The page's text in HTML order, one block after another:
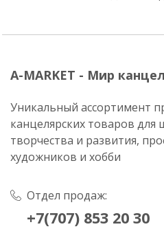
A-MARKET - Мир
Уникальный ассортимент
канцелярских товаров для
творчества и развития,
художников и хобби
Отдел продаж:
+7(707) 853 20 30